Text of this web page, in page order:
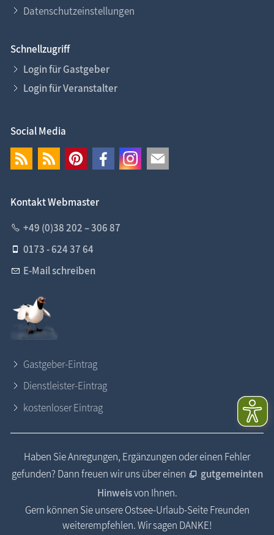
Datenschutzeinstellungen
Schnellzugriff
Login für Gastgeber
Login für Veranstalter
Social Media
Kontakt Webmaster
+49 (0)38 202 – 306 87
0173 - 624 37 64
E-Mail schreiben
Gastgeber-Eintrag
Dienstleister-Eintrag
kostenloser Eintrag
Haben Sie Anregungen, Ergänzungen oder einen Fehler
gefunden? Dann freuen wir uns über einen
gutgemeinten
Hinweisvon Ihnen.
Gern können Sie unsere Ostsee-Urlaub-Seite Freunden
weiterempfehlen. Wir sagen DANKE!